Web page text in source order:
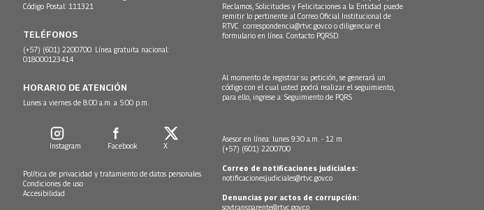
Código Postal: 111321
TELÉFONOS
(+57) (601) 2200700. Línea gratuita nacional:
018000123414
HORARIO DE ATENCIÓN
Lunes a viernes de 8:00 a.m. a 5:00 p.m.
Instagram Facebook X
Política de privacidad y tratamiento de datos personales
Condiciones de uso
Accesibilidad
Reclamos, Solicitudes y Felicitaciones a la Entidad puede
remitir lo pertinente al Correo Oficial Institucional de
RTVC correspondencia@rtvc.gov.co o diligenciar el
formulario en línea: Contacto PQRSD.
Al momento de registrar su petición, se generará un
código con el cual usted podrá realizar el seguimiento,
para ello, ingrese a: Seguimiento de PQRS
Asesor en línea: lunes 9:30 a.m. - 12 m
(+57) (601) 2200700
Correo de notificaciones judiciales:
notificacionesjudiciales@rtvc.gov.co
Denuncias por actos de corrupción:
soytransparente@rtvc.gov.co